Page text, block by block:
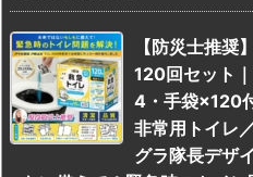
【防災士推奨
120回セット
4・手袋×120
非常用トイレ
グラ隊長デザ